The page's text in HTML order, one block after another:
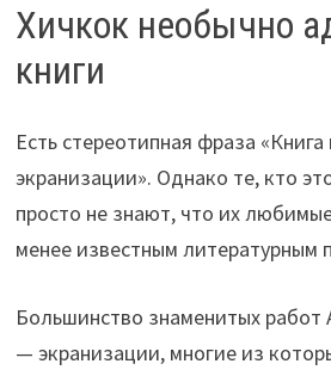
Хичкок необычно
книги
Есть стереотипная фраза
экранизации». Однако те, кто
просто не знают, что их
менее известным литературным
Большинство знаменитых работ
— экранизации, многие из